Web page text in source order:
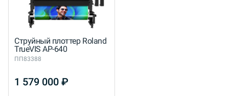
Струйный плоттер Roland
TrueVIS AP-640
ПП83388
1 579 000₽